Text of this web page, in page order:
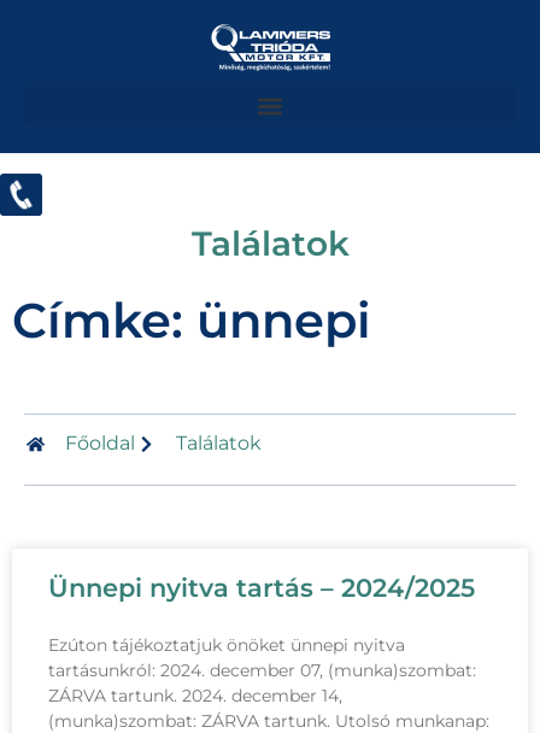
Találatok
Címke: ünnepi
Főoldal Találatok
Ünnepi nyitva tartás – 2024/2025
Ezúton tájékoztatjuk önöket ünnepi nyitva
tartásunkról: 2024. december 07, (munka)szombat:
ZÁRVA tartunk. 2024. december 14,
(munka)szombat: ZÁRVA tartunk. Utolsó munkanap: